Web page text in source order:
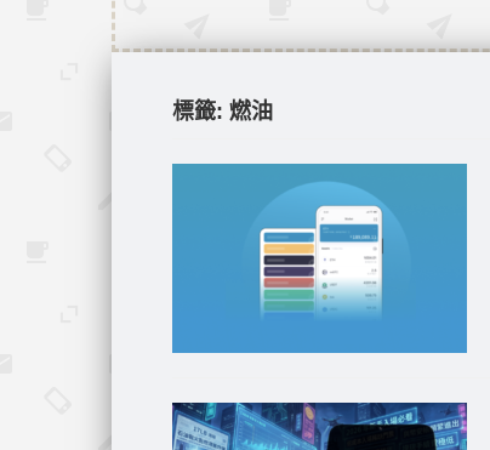
標籤: 燃油